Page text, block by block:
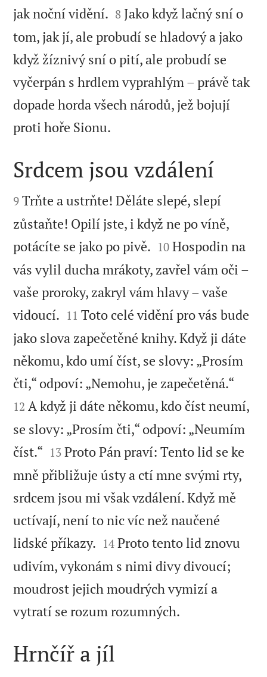
jak noční vidění. 

8 Jako když lačný sní o
tom, jak jí, ale probudí se hladový a jako
když žíznivý sní o pití, ale probudí se
vyčerpán s hrdlem vyprahlým – právě tak
dopade horda všech národů, jež bojují
proti hoře Sionu.

Srdcem jsou vzdálení

9 Trňte a ustrňte! Děláte slepé, slepí
zůstaňte! Opilí jste, i když ne po víně,
potácíte se jako po pivě. 

10 Hospodin na
vás vylil ducha mrákoty, zavřel vám oči –
vaše proroky, zakryl vám hlavy – vaše
vidoucí. 

11 Toto celé vidění pro vás bude
jako slova zapečetěné knihy. Když ji dáte
někomu, kdo umí číst, se slovy: „Prosím
čti,“ odpoví: „Nemohu, je zapečetěná.“
12 A když ji dáte někomu, kdo číst neumí,
se slovy: „Prosím čti,“ odpoví: „Neumím
číst.“ 

13 Proto Pán praví: Tento lid se ke
mně přibližuje ústy a ctí mne svými rty,
srdcem jsou mi však vzdálení. Když mě
uctívají, není to nic víc než naučené
lidské příkazy. 

14 Proto tento lid znovu
udivím, vykonám s nimi divy divoucí;
moudrost jejich moudrých vymizí a
vytratí se rozum rozumných.
Hrnčíř a jíl